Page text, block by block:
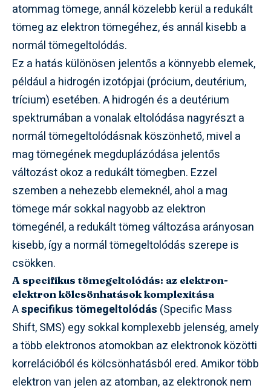
atommag tömege, annál közelebb kerül a redukált
tömeg az elektron tömegéhez, és annál kisebb a
normál tömegeltolódás.
Ez a hatás különösen jelentős a könnyebb elemek,
például a hidrogén izotópjai (prócium, deutérium,
trícium) esetében. A hidrogén és a deutérium
spektrumában a vonalak eltolódása nagyrészt a
normál tömegeltolódásnak köszönhető, mivel a
mag tömegének megduplázódása jelentős
változást okoz a redukált tömegben. Ezzel
szemben a nehezebb elemeknél, ahol a mag
tömege már sokkal nagyobb az elektron
tömegénél, a redukált tömeg változása arányosan
kisebb, így a normál tömegeltolódás szerepe is
csökken.
A specifikus tömegeltolódás: az elektron-
elektron kölcsönhatások komplexitása
Aspecifikus tömegeltolódás (Specific Mass
Shift, SMS) egy sokkal komplexebb jelenség, amely
a több elektronos atomokban az elektronok közötti
korrelációból és kölcsönhatásból ered. Amikor több
elektron van jelen az atomban, az elektronok nem